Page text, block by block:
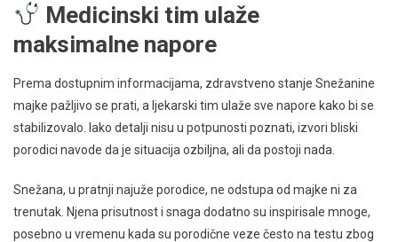
Medicinski tim ulaže
maksimalne napore
Prema dostupnim informacijama, zdravstveno stanje Snežanine
majke pažljivo se prati, a ljekarski tim ulaže sve napore kako bi se
stabilizovalo. Iako detalji nisu u potpunosti poznati, izvori bliski
porodici navode da je situacija ozbiljna, ali da postoji nada.
Snežana, u pratnji najuže porodice, ne odstupa od majke ni za
trenutak. Njena prisutnost i snaga dodatno su inspirisale mnoge,
posebno u vremenu kada su porodične veze često na testu zbog